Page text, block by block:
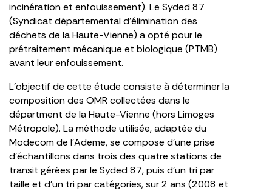
incinération et enfouissement). Le Syded 87
(Syndicat départemental d’élimination des
déchets de la Haute-Vienne) a opté pour le
prétraitement mécanique et biologique (PTMB)
avant leur enfouissement.
L’objectif de cette étude consiste à déterminer la
composition des OMR collectées dans le
départment de la Haute-Vienne (hors Limoges
Métropole). La méthode utilisée, adaptée du
Modecom de l’Ademe, se compose d’une prise
d’échantillons dans trois des quatre stations de
transit gérées par le Syded 87, puis d’un tri par
taille et d’un tri par catégories, sur 2 ans (2008 et